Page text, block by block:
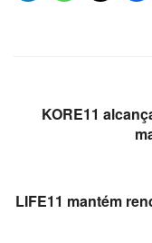
KORE11
LIFE11 mantém